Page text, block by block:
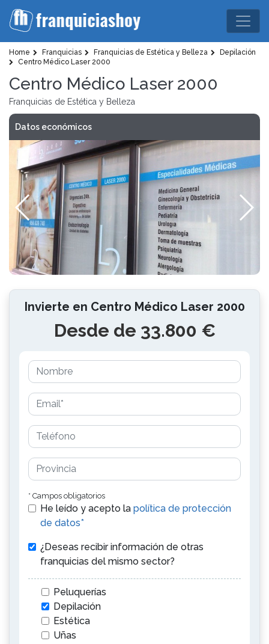
Home Franquicias Franquicias de Estética y Belleza
Depilación
Centro Médico Laser 2000
Centro Médico Laser 2000
Franquicias de Estética y Belleza
Datos económicos
Invierte en Centro Médico Laser 2000
Desde de 33.800 €
* Campos obligatorios
He leído y acepto la política de protección
de datos*
¿Deseas recibir información de otras
franquicias del mismo sector?
Peluquerías
Depilación
Estética
Uñas